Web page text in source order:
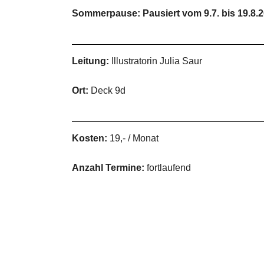
Sommerpause: Pausiert vom 9.7. bis
Leitung: Illustratorin Julia Saur
Ort: Deck 9d
Kosten: 19,- / Monat
Anzahl Termine: fortlaufend